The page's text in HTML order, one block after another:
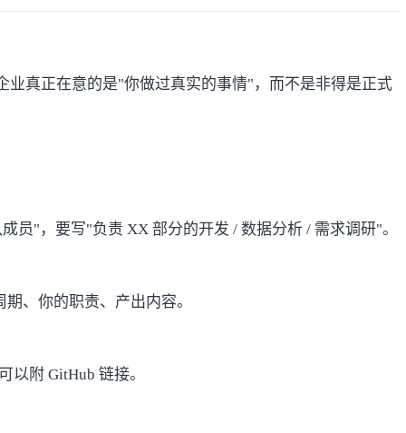
业真正在意的是"你做过真实的事情"，而不是非得是正式
员"，要写"负责 XX 部分的开发 / 数据分析 / 需求调研"。
、你的职责、产出内容。
附 GitHub 链接。